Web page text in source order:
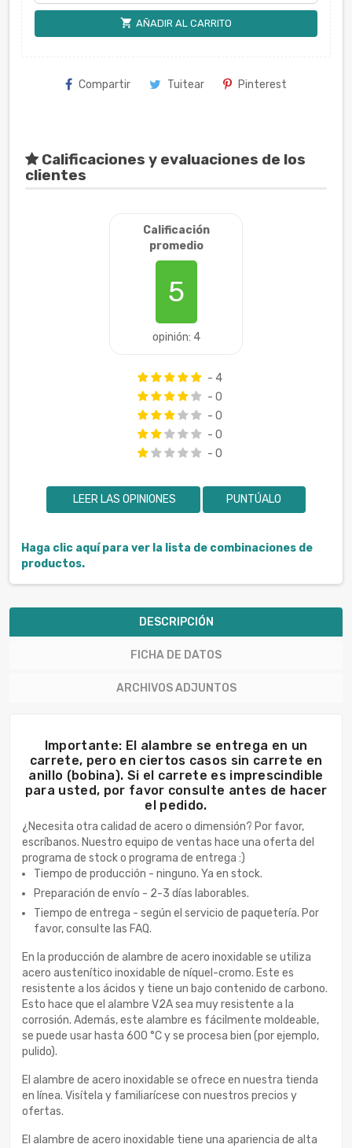
shopping_cart AÑADIR AL CARRITO
Compartir Tuitear Pinterest
Calificaciones y evaluaciones de los
clientes
Calificación
promedio
5
opinión: 4
- 4
- 0
- 0
- 0
- 0
LEER LAS OPINIONES PUNTÚALO
Haga clic aquí para ver la lista de combinaciones de
productos.
DESCRIPCIÓN
FICHA DE DATOS
ARCHIVOS ADJUNTOS
Importante: El alambre se entrega en un
carrete, pero en ciertos casos sin carrete en
anillo (bobina). Si el carrete es imprescindible
para usted, por favor consulte antes de hacer
el pedido.
¿Necesita otra calidad de acero o dimensión? Por favor,
escríbanos. Nuestro equipo de ventas hace una oferta del
programa de stock o programa de entrega :)
Tiempo de producción - ninguno. Ya en stock.
Preparación de envío - 2-3 días laborables.
Tiempo de entrega - según el servicio de paquetería. Por
favor, consulte las FAQ.
En la producción de alambre de acero inoxidable se utiliza
acero austenítico inoxidable de níquel-cromo. Este es
resistente a los ácidos y tiene un bajo contenido de carbono.
Esto hace que el alambre V2A sea muy resistente a la
corrosión. Además, este alambre es fácilmente moldeable,
se puede usar hasta 600 °C y se procesa bien (por ejemplo,
pulido).
El alambre de acero inoxidable se ofrece en nuestra tienda
en línea. Visítela y familiarícese con nuestros precios y
ofertas.
El alambre de acero inoxidable tiene una apariencia de alta